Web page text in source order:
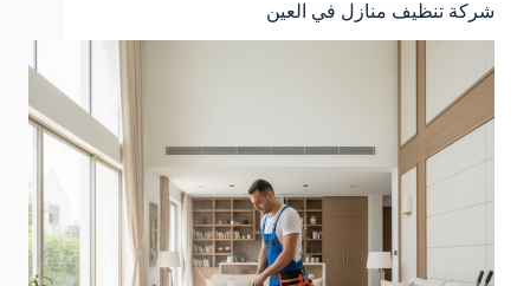
شركة تنظيف منازل في العين